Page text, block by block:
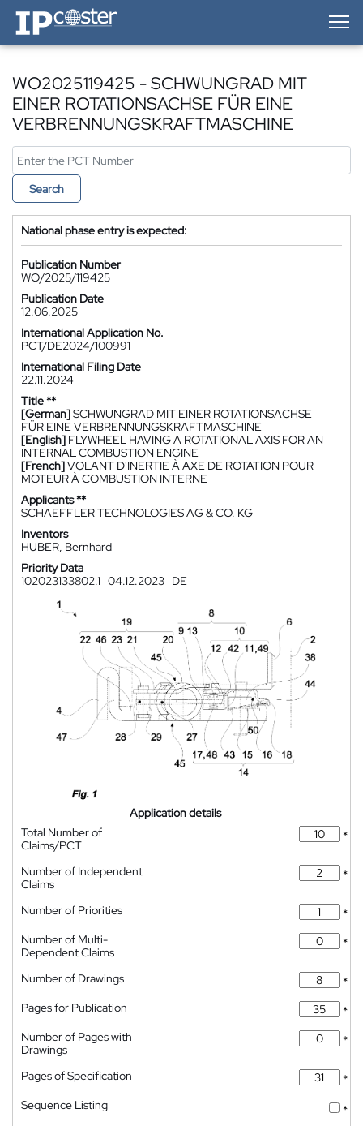
IP-Coster — Home
WO2025119425 - SCHWUNGRAD MIT
EINER ROTATIONSACHSE FÜR EINE
VERBRENNUNGSKRAFTMASCHINE
Search
National phase entry is expected:
Publication Number
WO/2025/119425
Publication Date
12.06.2025
International Application No.
PCT/DE2024/100991
International Filing Date
22.11.2024
Title **
[German]SCHWUNGRAD MIT EINER ROTATIONSACHSE
FÜR EINE VERBRENNUNGSKRAFTMASCHINE
[English] FLYWHEEL HAVING A ROTATIONAL AXIS FOR AN
INTERNAL COMBUSTION ENGINE
[French]VOLANT D'INERTIE À AXE DE ROTATION POUR
MOTEUR À COMBUSTION INTERNE
Applicants **
SCHAEFFLER TECHNOLOGIES AG & CO. KG
Inventors
HUBER, Bernhard
Priority Data
102023133802.1 04.12.2023 DE
Application details
Total Number of
Claims/PCT
*
Number of Independent
Claims
*
Number of Priorities
*
Number of Multi-
Dependent Claims
*
Number of Drawings
*
Pages for Publication
*
Number of Pages with
Drawings
*
Pages of Specification
*
Sequence Listing
*